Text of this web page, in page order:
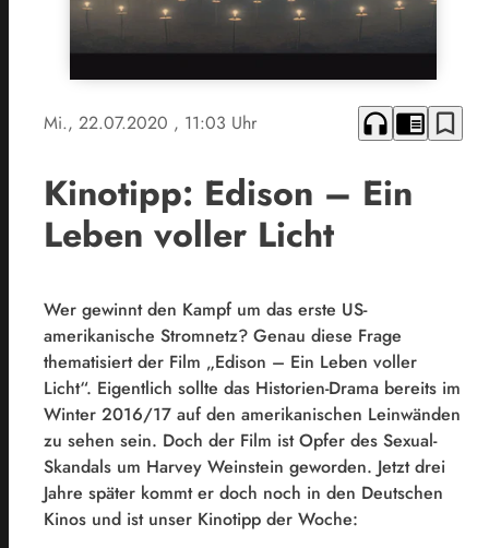
Mi., 22.07.2020 , 11:03 Uhr headphones chrome_reader_mode bookmark_border
Kinotipp: Edison – Ein
Leben voller Licht
Wer gewinnt den Kampf um das erste US-
amerikanische Stromnetz? Genau diese Frage
thematisiert der Film „Edison – Ein Leben voller
Licht“. Eigentlich sollte das Historien-Drama bereits im
Winter 2016/17 auf den amerikanischen Leinwänden
zu sehen sein. Doch der Film ist Opfer des Sexual-
Skandals um Harvey Weinstein geworden. Jetzt drei
Jahre später kommt er doch noch in den Deutschen
Kinos und ist unser Kinotipp der Woche: